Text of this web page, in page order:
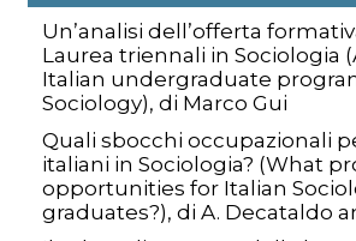
Un’analisi dell’offerta
Laurea triennali in Sociologia
Italian undergraduate
Sociology), di Marco Gui
Quali sbocchi occupazionali
italiani in Sociologia? (What
opportunities for Italian
graduates?), di A. Decataldo